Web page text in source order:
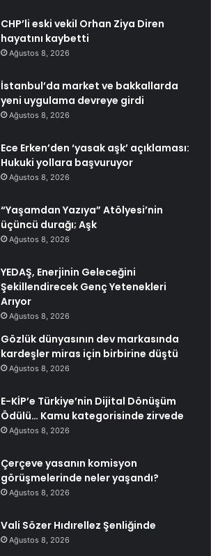
CHP’li eski vekil Orhan Ziya Diren
hayatını kaybetti
Ağustos 8, 2026
İstanbul’da market ve bakkallarda
yeni uygulama devreye girdi
Ağustos 8, 2026
Ece Erken’den ‘yasak aşk’ açıklaması:
Hukuki yollara başvuruyor
Ağustos 8, 2026
“Yaşamdan Yazıya” Atölyesi’nin
üçüncü durağı; Aşk
Ağustos 8, 2026
YEDAŞ, Enerjinin Geleceğini
Şekillendirecek Genç Yetenekleri
Arıyor
Ağustos 8, 2026
Gözlük dünyasının dev markasında
kardeşler miras için birbirine düştü
Ağustos 8, 2026
E-KİP’e Türkiye’nin Dijital Dönüşüm
Ödülü… Kamu kategorisinde zirvede
Ağustos 8, 2026
Çerçeve yasanın komisyon
görüşmelerinde neler yaşandı?
Ağustos 8, 2026
Vali Sözer Hıdırellez Şenliğinde
Ağustos 8, 2026